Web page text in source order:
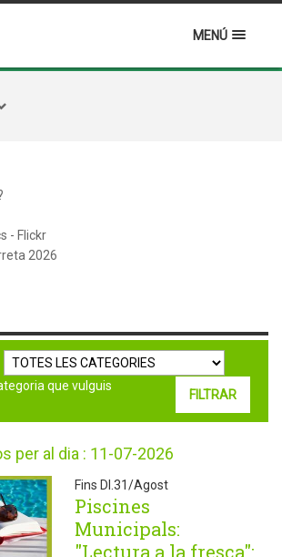
MENÚ
- Flickr
2026
que vulguis
per al dia : 11-07-2026
Fins Dl.31/Agost
Piscines
Municipals:
"Lectura a la fresca":